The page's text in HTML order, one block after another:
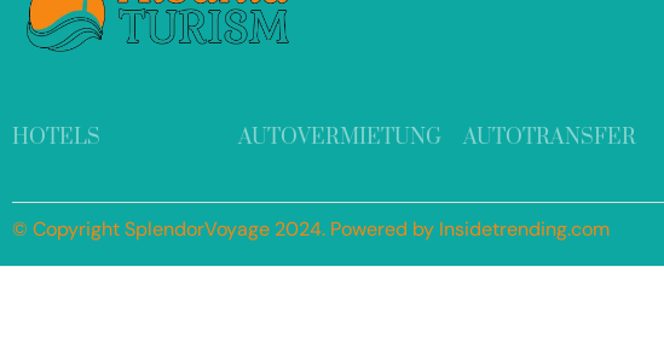
HOTELS AUTOVERMIETUNG AUTOTRANSFER
© Copyright SplendorVoyage 2024. Powered by Insidetrending.com